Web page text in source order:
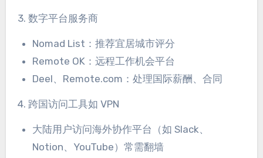
3. 数字平台服务商
Nomad List：推荐宜居城市评分
Remote OK：远程工作机会平台
Deel、Remote.com：处理国际薪酬、合同
4. 跨国访问工具如 VPN
大陆用户访问海外协作平台（如 Slack、
Notion、YouTube）常需翻墙